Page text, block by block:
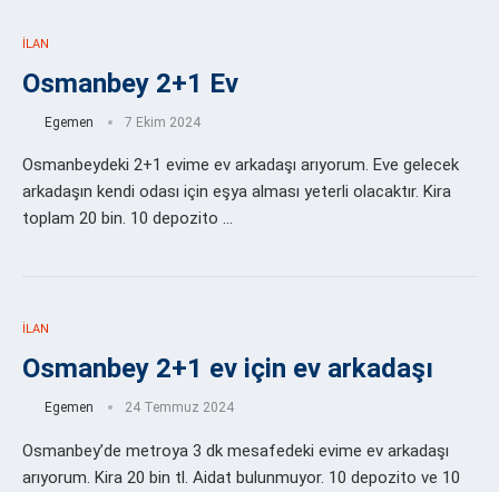
İLAN
Osmanbey 2+1 Ev
Egemen 7 Ekim 2024
Osmanbeydeki 2+1 evime ev arkadaşı arıyorum. Eve gelecek
arkadaşın kendi odası için eşya alması yeterli olacaktır. Kira
toplam 20 bin. 10 depozito …
İLAN
Osmanbey 2+1 ev için ev arkadaşı
Egemen 24 Temmuz 2024
Osmanbey’de metroya 3 dk mesafedeki evime ev arkadaşı
arıyorum. Kira 20 bin tl. Aidat bulunmuyor. 10 depozito ve 10